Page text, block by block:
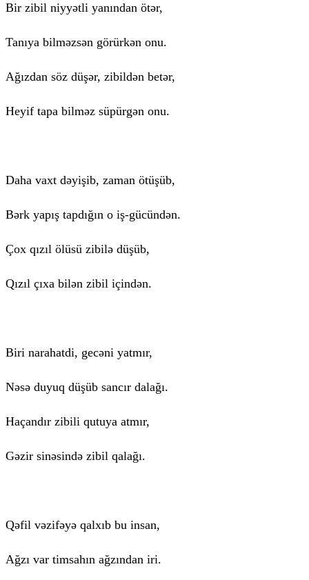
Bir zibil niyyətli yanından ötər,
Tanıya bilməzsən görürkən onu.
Ağızdan söz düşər, zibildən betər,
Heyif tapa bilməz süpürgən onu.
Daha vaxt dəyişib, zaman ötüşüb,
Bərk yapış tapdığın o iş-gücündən.
Çox qızıl ölüsü zibilə düşüb,
Qızıl çıxa bilən zibil içindən.
Biri narahatdi, gecəni yatmır,
Nəsə duyuq düşüb sancır dalağı.
Haçandır zibili qutuya atmır,
Gəzir sinəsində zibil qalağı.
Qəfil vəzifəyə qalxıb bu insan,
Ağzı var timsahın ağzından iri.